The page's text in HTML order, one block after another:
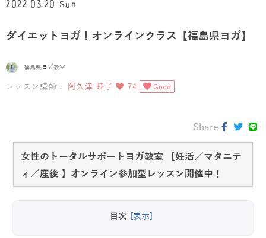
2022.03.20 Sun
ダイエットヨガ！オンラインクラス【福島県ヨガ】
福島県ヨガ教室
レッスン講師： 阿久津 睦子 74 Good
Share
女性のトータルサポートヨガ教室 【妊活／マタニテ
ィ／産後 】オンライン参加型レッスン開催中！
目次 [表示]